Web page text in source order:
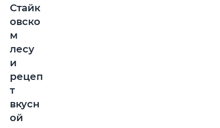
Стайк
овско
м
лесу
и
рецеп
т
вкусн
ой